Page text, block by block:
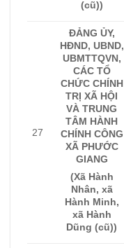
(cũ))
27
ĐẢNG ỦY,
HĐND, UBND,
UBMTTQVN,
CÁC TỔ
CHỨC CHÍNH
TRỊ XÃ HỘI
VÀ TRUNG
TÂM HÀNH
CHÍNH CÔNG
XÃ PHƯỚC
GIANG
(Xã Hành
Nhân, xã
Hành Minh,
xã Hành
Dũng (cũ))